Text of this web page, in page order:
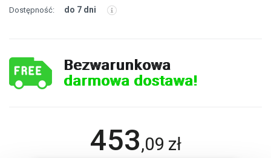
Dostępność: do 7 dni
Bezwarunkowa
darmowa dostawa!
453,09 zł